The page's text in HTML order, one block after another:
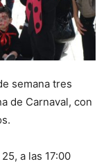
semana tres
de Carnaval, con
a las 17:00